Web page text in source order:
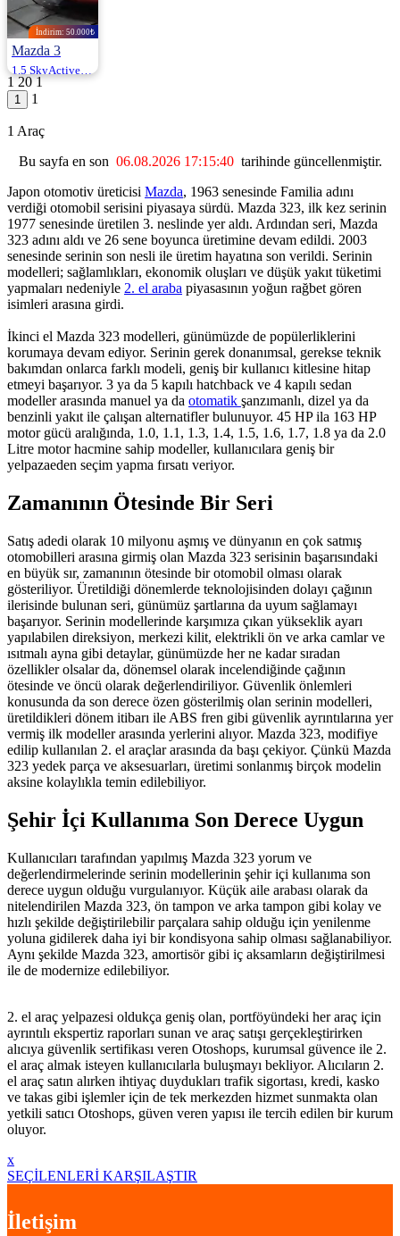
İndirim: 50.000₺
Mazda 3
2016 | Otomatik |
Dizel | 208.000
Km
1.130.000
1 20 1
1
1 Araç
Bu sayfa en son 06.08.2026 17:15:40tarihinde güncellenmiştir.
Japon otomotiv üreticisi Mazda, 1963 senesinde Familia adını
verdiği otomobil serisini piyasaya sürdü. Mazda 323, ilk kez serinin
1977 senesinde üretilen 3. neslinde yer aldı. Ardından seri, Mazda
323 adını aldı ve 26 sene boyunca üretimine devam edildi. 2003
senesinde serinin son nesli ile üretim hayatına son verildi. Serinin
modelleri; sağlamlıkları, ekonomik oluşları ve düşük yakıt tüketimi
yapmaları nedeniyle 2. el araba piyasasının yoğun rağbet gören
isimleri arasına girdi.
İkinci el Mazda 323 modelleri, günümüzde de popülerliklerini
korumaya devam ediyor. Serinin gerek donanımsal, gerekse teknik
bakımdan onlarca farklı modeli, geniş bir kullanıcı kitlesine hitap
etmeyi başarıyor. 3 ya da 5 kapılı hatchback ve 4 kapılı sedan
modeller arasında manuel ya da otomatik şanzımanlı, dizel ya da
benzinli yakıt ile çalışan alternatifler bulunuyor. 45 HP ila 163 HP
motor gücü aralığında, 1.0, 1.1, 1.3, 1.4, 1.5, 1.6, 1.7, 1.8 ya da 2.0
Litre motor hacmine sahip modeller, kullanıcılara geniş bir
yelpazaeden seçim yapma fırsatı veriyor.
Zamanının Ötesinde Bir Seri
Satış adedi olarak 10 milyonu aşmış ve dünyanın en çok satmış
otomobilleri arasına girmiş olan Mazda 323 serisinin başarısındaki
en büyük sır, zamanının ötesinde bir otomobil olması olarak
gösteriliyor. Üretildiği dönemlerde teknolojisinden dolayı çağının
ilerisinde bulunan seri, günümüz şartlarına da uyum sağlamayı
başarıyor. Serinin modellerinde karşımıza çıkan yükseklik ayarı
yapılabilen direksiyon, merkezi kilit, elektrikli ön ve arka camlar ve
ısıtmalı ayna gibi detaylar, günümüzde her ne kadar sıradan
özellikler olsalar da, dönemsel olarak incelendiğinde çağının
ötesinde ve öncü olarak değerlendiriliyor. Güvenlik önlemleri
konusunda da son derece özen gösterilmiş olan serinin modelleri,
üretildikleri dönem itibarı ile ABS fren gibi güvenlik ayrıntılarına yer
vermiş ilk modeller arasında yerlerini alıyor. Mazda 323, modifiye
edilip kullanılan 2. el araçlar arasında da başı çekiyor. Çünkü Mazda
323 yedek parça ve aksesuarları, üretimi sonlanmış birçok modelin
aksine kolaylıkla temin edilebiliyor.
Şehir İçi Kullanıma Son Derece Uygun
Kullanıcıları tarafından yapılmış Mazda 323 yorum ve
değerlendirmelerinde serinin modellerinin şehir içi kullanıma son
derece uygun olduğu vurgulanıyor. Küçük aile arabası olarak da
nitelendirilen Mazda 323, ön tampon ve arka tampon gibi kolay ve
hızlı şekilde değiştirilebilir parçalara sahip olduğu için yenilenme
yoluna gidilerek daha iyi bir kondisyona sahip olması sağlanabiliyor.
Aynı şekilde Mazda 323, amortisör gibi iç aksamların değiştirilmesi
ile de modernize edilebiliyor.
2. el araç yelpazesi oldukça geniş olan, portföyündeki her araç için
ayrıntılı ekspertiz raporları sunan ve araç satışı gerçekleştirirken
alıcıya güvenlik sertifikası veren Otoshops, kurumsal güvence ile 2.
el araç almak isteyen kullanıcılarla buluşmayı bekliyor. Alıcıların 2.
el araç satın alırken ihtiyaç duydukları trafik sigortası, kredi, kasko
ve takas gibi işlemler için de tek merkezden hizmet sunmakta olan
yetkili satıcı Otoshops, güven veren yapısı ile tercih edilen bir kurum
oluyor.
x
SEÇİLENLERİ KARŞILAŞTIR
İletişim